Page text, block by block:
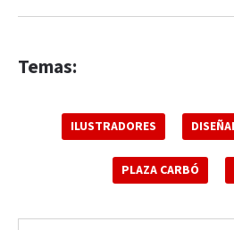
Temas:
ILUSTRADORES
PLAZA CARBÓ